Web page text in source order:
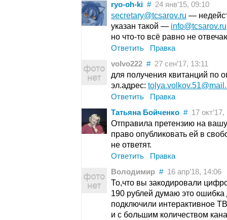
ryo-oh-ki #24 янв’15, 09:10
secretary@tcsarov.ru —
указан такой — info@tcsarov.ru
но что-то всё равно не
Ответить
Правка
volvo222 #27 сен’17, 13:11
для получения квитанций по
эл.адрес:
Ответить
Правка
Татьяна Бойченко #17 окт’17,
Отправила претензию на
право опубликовать ей в
не ответят.
Ответить
Правка
Володимир #16 апр’18, 14:06
То,что вы закодировали
190 рублей думаю это ошибка
подключили интерактивное
и с большим количеством